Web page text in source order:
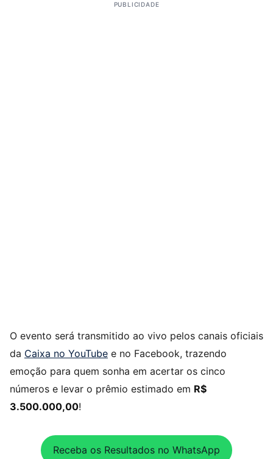
PUBLICIDADE
O evento será transmitido ao vivo pelos canais oficiais
da Caixa no YouTube e no Facebook, trazendo
emoção para quem sonha em acertar os cinco
números e levar o prêmio estimado em R$
3.500.000,00!
Receba os Resultados no WhatsApp